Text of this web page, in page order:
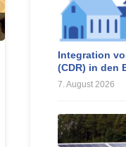
Integration
(CDR) in den
7. August 2026